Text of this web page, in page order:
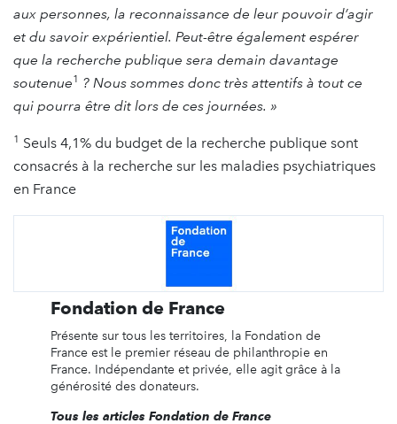
aux personnes, la reconnaissance de leur pouvoir d’agir
et du savoir expérientiel. Peut-être également espérer
que la recherche publique sera demain davantage
soutenue1 ? Nous sommes donc très attentifs à tout ce
qui pourra être dit lors de ces journées. »
1 Seuls 4,1% du budget de la recherche publique sont
consacrés à la recherche sur les maladies psychiatriques
en France
Fondation de France
Présente sur tous les territoires, la Fondation de
France est le premier réseau de philanthropie en
France. Indépendante et privée, elle agit grâce à la
générosité des donateurs.
Tous les articles Fondation de France